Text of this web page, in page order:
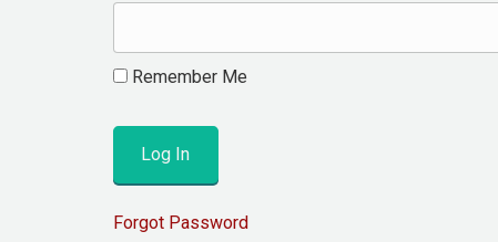
Remember Me
Forgot Password